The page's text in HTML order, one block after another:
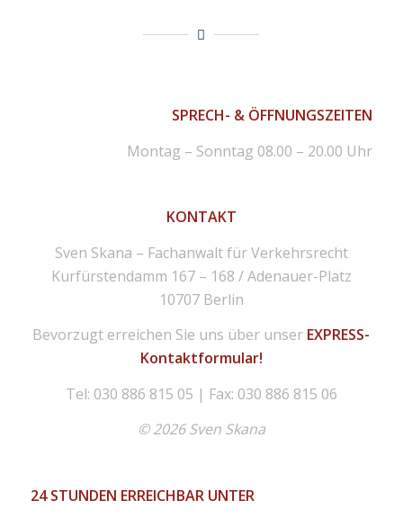
SPRECH- & ÖFFNUNGSZEITEN
Montag – Sonntag 08.00 – 20.00 Uhr
KONTAKT
Sven Skana – Fachanwalt für Verkehrsrecht
Kurfürstendamm 167 – 168 / Adenauer-Platz
10707 Berlin
Bevorzugt erreichen Sie uns über unser EXPRESS-
Kontaktformular!
Tel: 030 886 815 05 | Fax: 030 886 815 06
© 2026 Sven Skana
24 STUNDEN ERREICHBAR UNTER